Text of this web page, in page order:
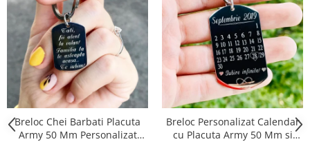
Breloc Chei Barbati Placuta
Army 50 Mm Personalizat
Breloc Personalizat Calendar
cu Placuta Army 50 Mm si